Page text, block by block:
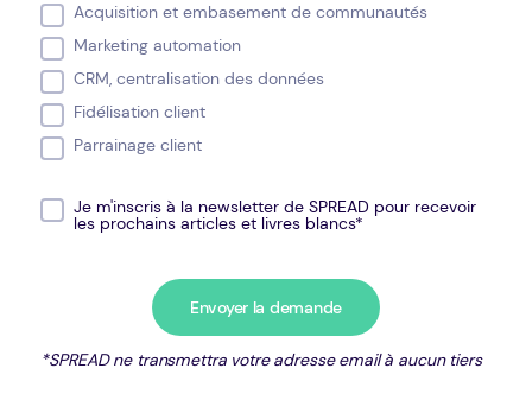
Acquisition et embasement de communautés
Marketing automation
CRM, centralisation des données
Fidélisation client
Parrainage client
Je m'inscris à la newsletter de SPREAD pour recevoir
les prochains articles et livres blancs*
*SPREAD ne transmettra votre adresse email à aucun tiers